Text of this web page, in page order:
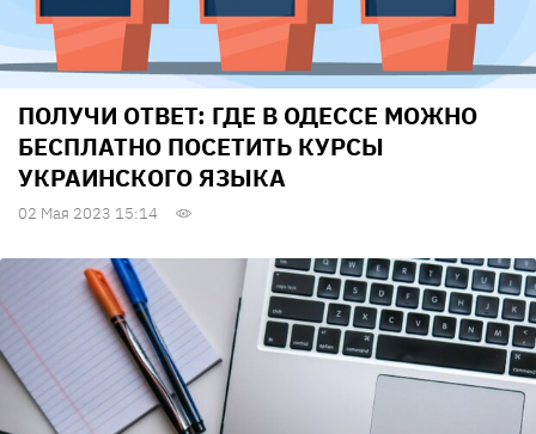
ПОЛУЧИ ОТВЕТ: ГДЕ В ОДЕССЕ МОЖНО
БЕСПЛАТНО ПОСЕТИТЬ КУРСЫ
УКРАИНСКОГО ЯЗЫКА
02 Мая 2023 15:14